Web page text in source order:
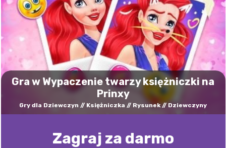
Gra w Wypaczenie twarzy księżniczki na
Prinxy
Gry dla Dziewczyn Księżniczka Rysunek Dziewczyny
Zagraj za darmo